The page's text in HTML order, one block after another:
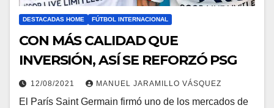
DESTACADAS HOME FÚTBOL INTERNACIONAL
CON MÁS CALIDAD QUE
INVERSIÓN, ASÍ SE REFORZÓ PSG
12/08/2021 MANUEL JARAMILLO VÁSQUEZ
El París Saint Germain firmó uno de los mercados de